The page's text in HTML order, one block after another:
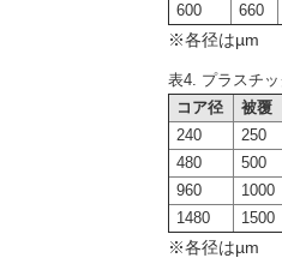
600
660
※各径はµm
表4. プラスチ
コア径
被覆
240
250
480
500
960
1000
1480
1500
※各径はµm